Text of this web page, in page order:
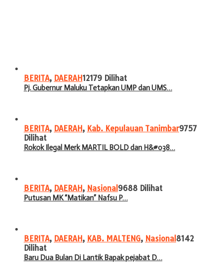
BERITA, DAERAH12179 Dilihat
Pj. Gubernur Maluku Tetapkan UMP dan UMS…
BERITA, DAERAH, Kab. Kepulauan Tanimbar9757
Dilihat
Rokok Ilegal Merk MARTIL BOLD dan H&#038…
BERITA, DAERAH, Nasional 9688 Dilihat
Putusan MK “Matikan” Nafsu P…
BERITA, DAERAH, KAB. MALTENG, Nasional 8142
Dilihat
Baru Dua Bulan Di Lantik Bapak pejabat D…